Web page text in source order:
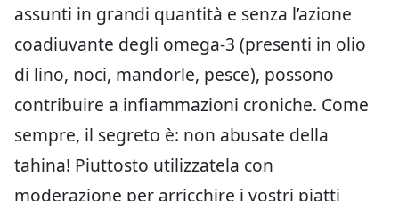
assunti in grandi quantità e senza l’azione
coadiuvante degli omega-3 (presenti in olio
di lino, noci, mandorle, pesce), possono
contribuire a infiammazioni croniche. Come
sempre, il segreto è: non abusate della
tahina! Piuttosto utilizzatela con
moderazione per arricchire i vostri piatti